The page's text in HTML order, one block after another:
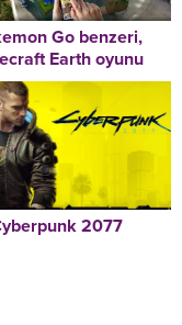
Go benzeri,
Earth oyunu
duyuruldu
2077